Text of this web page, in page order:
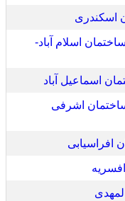
اسکندری
اسلام آباد-
اسماعیل آباد
اشرفی
افراسیابی